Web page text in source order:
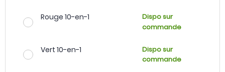
Rouge 10-en-1
Dispo sur
commande
Vert 10-en-1
Dispo sur
commande